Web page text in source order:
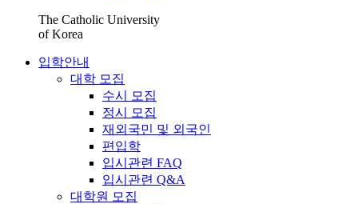
The Catholic University
of Korea
입학안내
대학 모집
수시 모집
정시 모집
재외국민 및 외국인
편입학
입시관련 FAQ
입시관련 Q&A
대학원 모집